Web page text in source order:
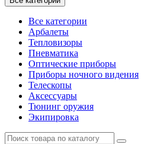
Все категории
Арбалеты
Тепловизоры
Пневматика
Оптические приборы
Приборы ночного видения
Телескопы
Аксессуары
Тюнинг оружия
Экипировка